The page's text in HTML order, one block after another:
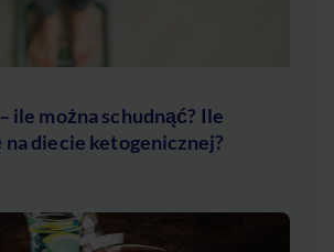
ile można schudnąć? Ile
na diecie ketogenicznej?